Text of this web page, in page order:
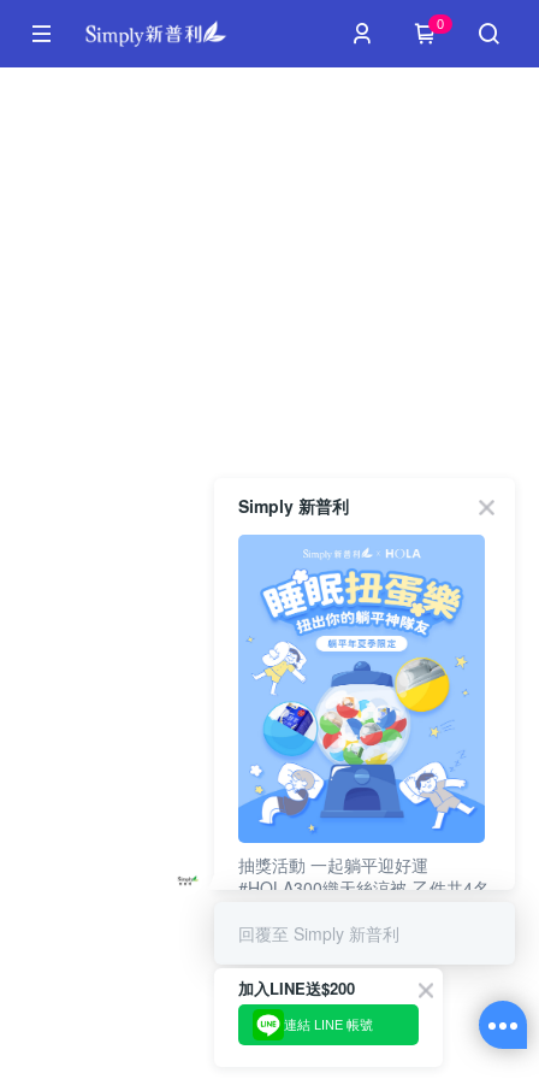
0
Simply 新普利
抽獎活動 一起躺平迎好運
#HOLA300織天絲涼被-乙件共4名
回覆至 Simply 新普利
加入LINE送$200
連結 LINE 帳號